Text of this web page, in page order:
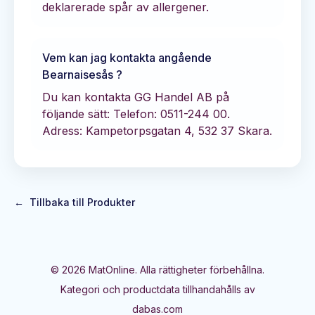
deklarerade spår av allergener.
Vem kan jag kontakta angående
Bearnaisesås ?
Du kan kontakta GG Handel AB på
följande sätt: Telefon: 0511-244 00.
Adress: Kampetorpsgatan 4, 532 37 Skara.
← Tillbaka till Produkter
© 2026 MatOnline. Alla rättigheter förbehållna.
Kategori och productdata tillhandahålls av
dabas.com